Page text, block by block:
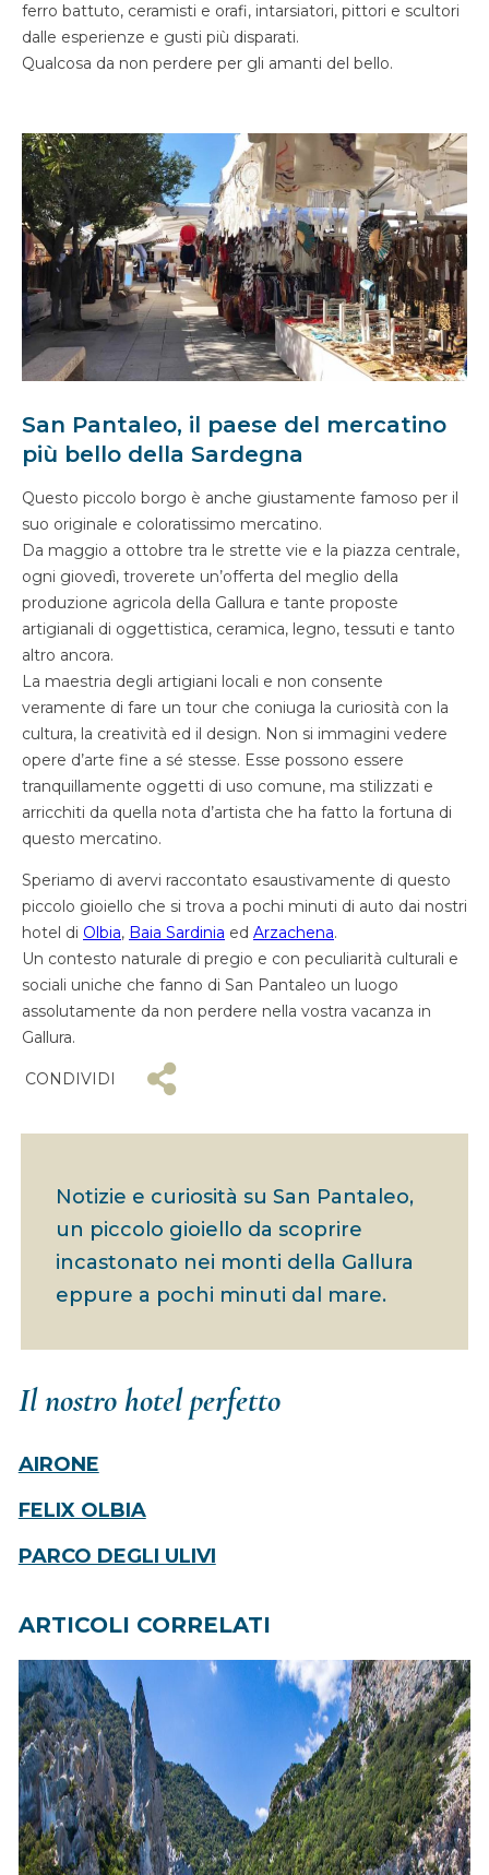
ferro battuto, ceramisti e orafi, intarsiatori, pittori e scultori
dalle esperienze e gusti più disparati.
Qualcosa da non perdere per gli amanti del bello.
San Pantaleo, il paese del mercatino
più bello della Sardegna
Questo piccolo borgo è anche giustamente famoso per il
suo originale e coloratissimo mercatino.
Da maggio a ottobre tra le strette vie e la piazza centrale,
ogni giovedì, troverete un’offerta del meglio della
produzione agricola della Gallura e tante proposte
artigianali di oggettistica, ceramica, legno, tessuti e tanto
altro ancora.
La maestria degli artigiani locali e non consente
veramente di fare un tour che coniuga la curiosità con la
cultura, la creatività ed il design. Non si immagini vedere
opere d’arte fine a sé stesse. Esse possono essere
tranquillamente oggetti di uso comune, ma stilizzati e
arricchiti da quella nota d’artista che ha fatto la fortuna di
questo mercatino.
Speriamo di avervi raccontato esaustivamente di questo
piccolo gioiello che si trova a pochi minuti di auto dai nostri
hotel di Olbia, Baia Sardinia ed Arzachena.
Un contesto naturale di pregio e con peculiarità culturali e
sociali uniche che fanno di San Pantaleo un luogo
assolutamente da non perdere nella vostra vacanza in
Gallura.
CONDIVIDI
Notizie e curiosità su San Pantaleo,
un piccolo gioiello da scoprire
incastonato nei monti della Gallura
eppure a pochi minuti dal mare.
Il nostro hotel perfetto
AIRONE
FELIX OLBIA
PARCO DEGLI ULIVI
ARTICOLI CORRELATI